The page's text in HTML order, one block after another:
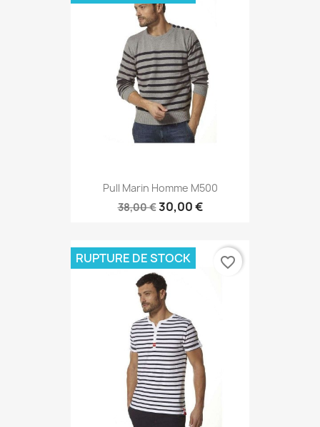
Pull Marin Homme M500
38,00 €30,00 €
RUPTURE DE STOCK favorite_border